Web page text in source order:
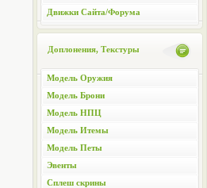
Движки Сайта/Форума
Доплонения, Текстуры
Модель Оружия
Модель Брони
Модель НПЦ
Модель Итемы
Модель Петы
Эвенты
Сплеш скрины